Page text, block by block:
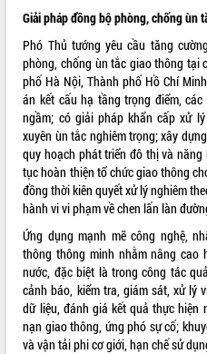
Giải pháp đồng bộ phòng, chống ùn
Phó Thủ tướng yêu cầu tăng
phòng, chống ùn tắc giao thông tại
phố Hà Nội, Thành phố Hồ Chí
án kết cấu hạ tầng trọng điểm,
ngầm; có giải pháp khẩn cấp xử
xuyên ùn tắc nghiêm trọng; xây
quy hoạch phát triển đô thị và
tục hoàn thiện tổ chức giao thông
đồng thời kiên quyết xử lý nghiêm
hành vi vi phạm về chen lấn làn
Ứng dụng mạnh mẽ công nghệ,
thông thông minh nhằm nâng cao
nước, đặc biệt là trong công tác
cảnh báo, kiểm tra, giám sát, xử lý
dữ liệu, đánh giá kết quả thực hiện
nạn giao thông, ứng phó sự cố;
và vận tải phi cơ giới, hạn chế sử